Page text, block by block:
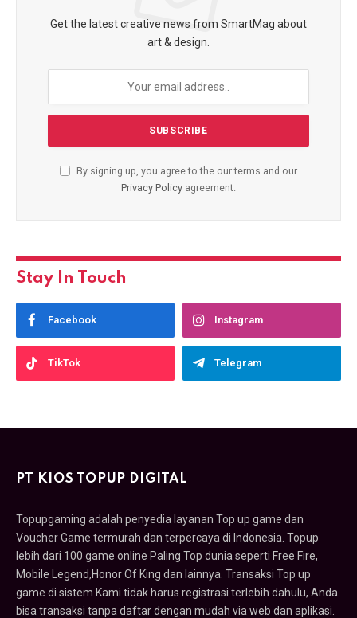
Get the latest creative news from SmartMag about
art & design.
By signing up, you agree to the our terms and our
Privacy Policy agreement.
Stay In Touch
Facebook Instagram
TikTok Telegram
PT KIOS TOPUP DIGITAL
Topupgaming adalah penyedia layanan Top up game dan
Voucher Game termurah dan terpercaya di Indonesia. Topup
lebih dari 100 game online Paling Top dunia seperti Free Fire,
Mobile Legend,Honor Of King dan lainnya. Transaksi Top up
game di sistem Kami tidak harus registrasi terlebih dahulu, Anda
bisa transaksi tanpa daftar dengan mudah via web dan aplikasi.